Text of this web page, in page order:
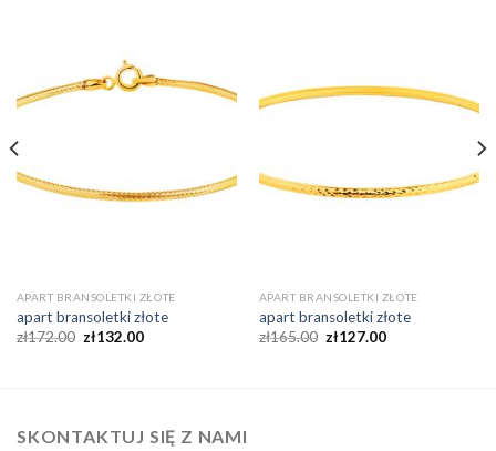
APART BRANSOLETKI ZŁOTE
apart bransoletki złote
zł172.00 zł132.00
APART BRANSOLETKI ZŁOTE
apart bransoletki złote
zł165.00 zł127.00
SKONTAKTUJ SIĘ Z NAMI